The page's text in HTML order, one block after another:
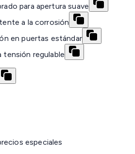
para apertura suave
a la corrosión
en puertas estándar
tensión regulable
especiales